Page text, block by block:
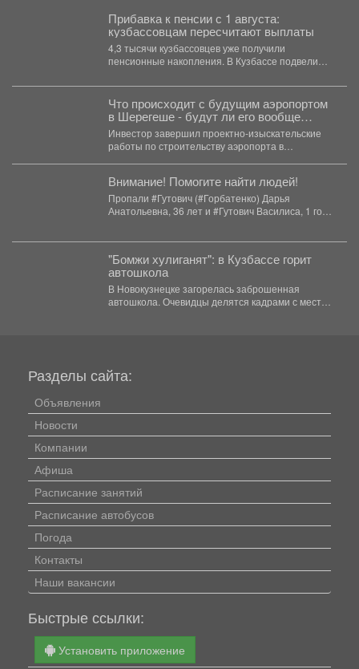
Прибавка к пенсии с 1 августа:
кузбассовцам пересчитают выплаты
4,3 тысячи кузбассовцев уже получили
пенсионные накопления. В Кузбассе подвели
Что происходит с будущим аэропортом
в Шерегеше - будут ли его вообще
строить
Инвестор завершил проектно-изыскательские
работы по строительству аэропорта в
Внимание! Помогите найти людей!
Пропали #Гутович (#Горбатенко) Дарья
Анатольевна, 36 лет и #Гутович Василиса, 1 год,
"Бомжи хулиганят": в Кузбассе горит
автошкола
В Новокузнецке загорелась заброшенная
автошкола. Очевидцы делятся кадрами с места
Разделы сайта:
Объявления
Новости
Компании
Афиша
Расписание занятий
Расписание автобусов
Погода
Контакты
Наши вакансии
Быстрые ссылки:
Установить приложение